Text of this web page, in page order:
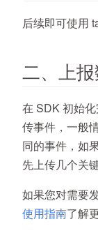
后续即可使用
二、上
在 SDK 初始
传事件，一般
同的事件，如
先上传几个关
如果您对需要
使用指南了解